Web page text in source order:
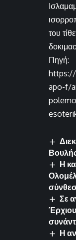
του
Πηγή:
apo-f/
Η
Σε
Η